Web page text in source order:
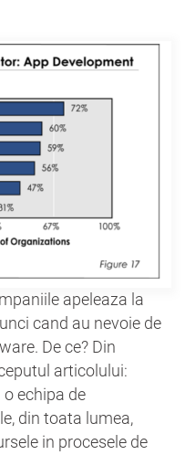
apeleaza la
cand au nevoie de
De ce? Din
articolului:
echipa de
din toata lumea,
in procesele de